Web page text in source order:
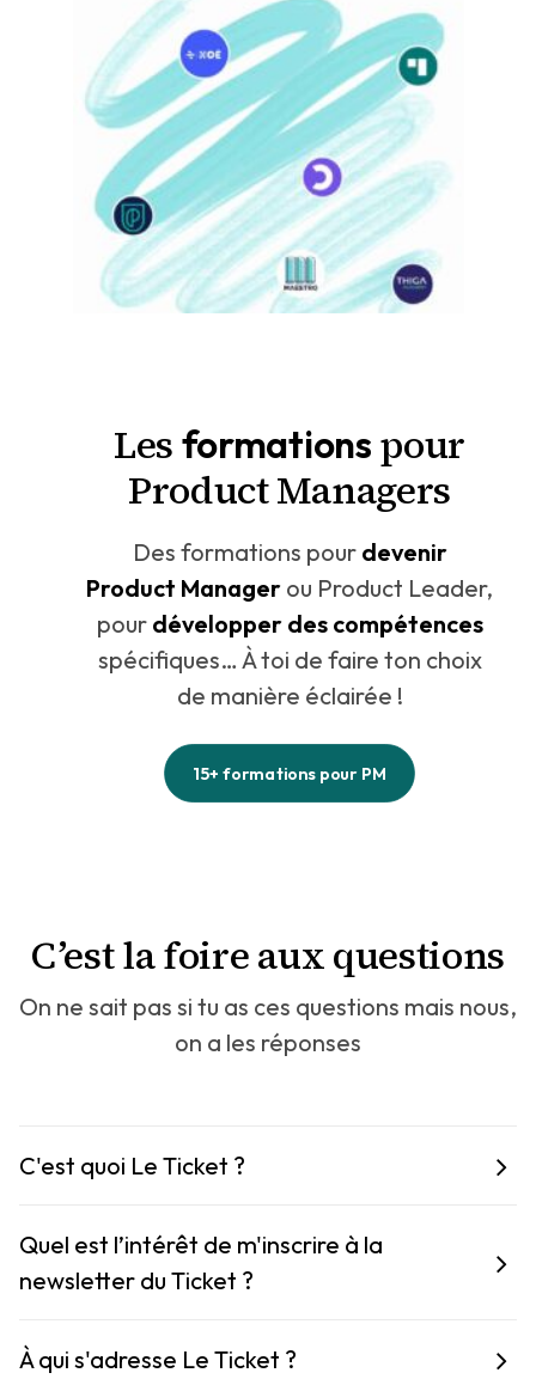
Les formations pour
Product Managers
Des formations pourdevenir
Product Manager ou Product Leader,
pourdévelopper des compétences
spécifiques… À toi de faire ton choix
de manière éclairée !
15+ formations pour PM
C’est la foire aux questions
On ne sait pas si tu as ces questions mais nous,
on a les réponses
C'est quoi Le Ticket ?
Quel est l’intérêt de m'inscrire à la
newsletter du Ticket ?
À qui s'adresse Le Ticket ?